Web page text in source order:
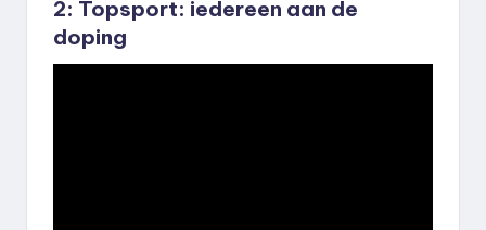
2: Topsport: iedereen aan de
doping